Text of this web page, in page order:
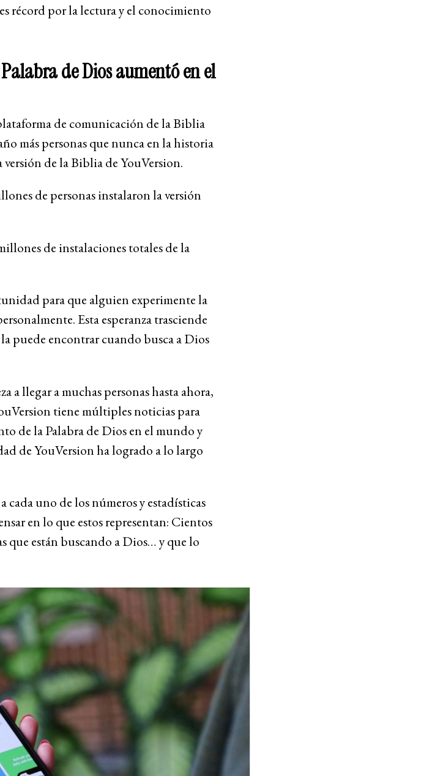
récord por la lectura y el conocimiento
de Dios aumentó en el
de comunicación de la Biblia
más personas que nunca en la historia
versión de la Biblia de YouVersion.
de personas instalaron la versión
de instalaciones totales de la
para que alguien experimente la
Esta esperanza trasciende
puede encontrar cuando busca a Dios
a llegar a muchas personas hasta ahora,
tiene múltiples noticias para
de la Palabra de Dios en el mundo y
de YouVersion ha logrado a lo largo
cada uno de los números y estadísticas
en lo que estos representan: Cientos
que están buscando a Dios… y que lo